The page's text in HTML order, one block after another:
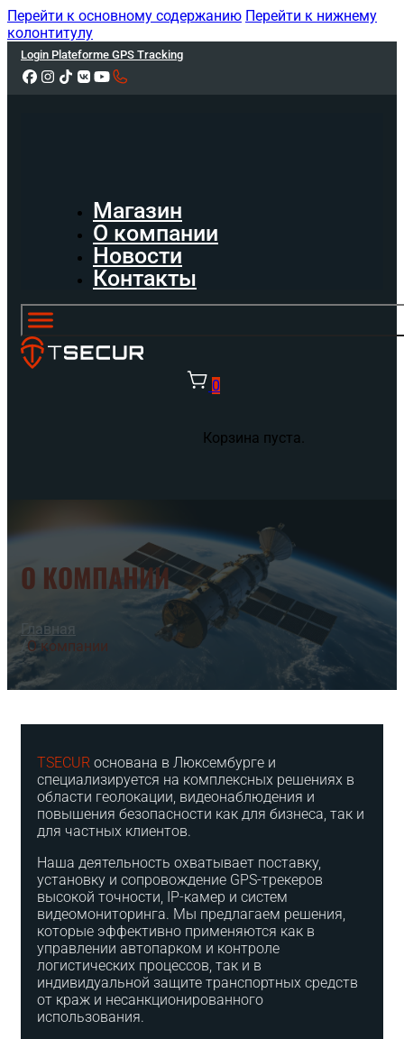
Перейти к основному содержанию Перейти к нижнему
колонтитулу
Login Plateforme GPS Tracking
Магазин
О компании
Новости
Контакты
0
Корзина пуста.
О КОМПАНИИ
Главная
/ О компании
TSECURоснована в Люксембурге и
специализируется на комплексных решениях в
области геолокации, видеонаблюдения и
повышения безопасности как для бизнеса, так и
для частных клиентов.
Наша деятельность охватывает поставку,
установку и сопровождение GPS-трекеров
высокой точности, IP-камер и систем
видеомониторинга. Мы предлагаем решения,
которые эффективно применяются как в
управлении автопарком и контроле
логистических процессов, так и в
индивидуальной защите транспортных средств
от краж и несанкционированного
использования.